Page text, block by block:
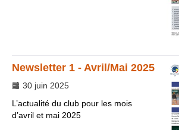
Newsletter 1 - Avril/Mai 2025
30 juin 2025
L’actualité du club pour les mois
d’avril et mai 2025